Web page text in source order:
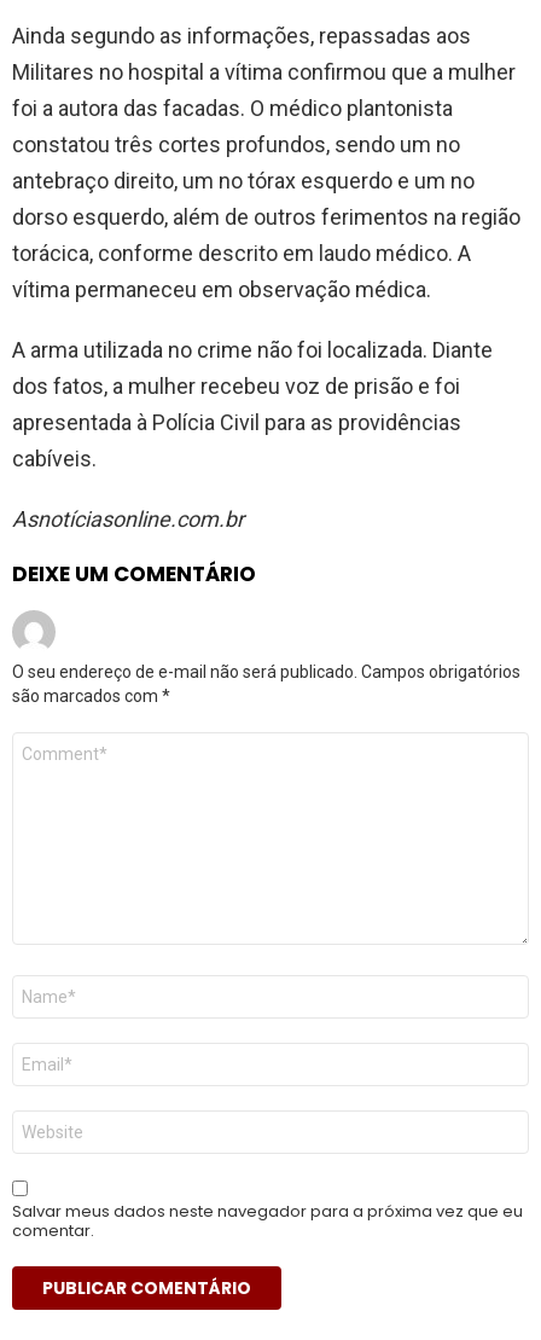
Ainda segundo as informações, repassadas aos
Militares no hospital a vítima confirmou que a mulher
foi a autora das facadas. O médico plantonista
constatou três cortes profundos, sendo um no
antebraço direito, um no tórax esquerdo e um no
dorso esquerdo, além de outros ferimentos na região
torácica, conforme descrito em laudo médico. A
vítima permaneceu em observação médica.
A arma utilizada no crime não foi localizada. Diante
dos fatos, a mulher recebeu voz de prisão e foi
apresentada à Polícia Civil para as providências
cabíveis.
Asnotíciasonline.com.br
DEIXE UM COMENTÁRIO
O seu endereço de e-mail não será publicado. Campos obrigatórios
são marcados com *
Comentário
Nome
E-
mail
*
Site
Salvar meus dados neste navegador para a próxima vez que eu
comentar.